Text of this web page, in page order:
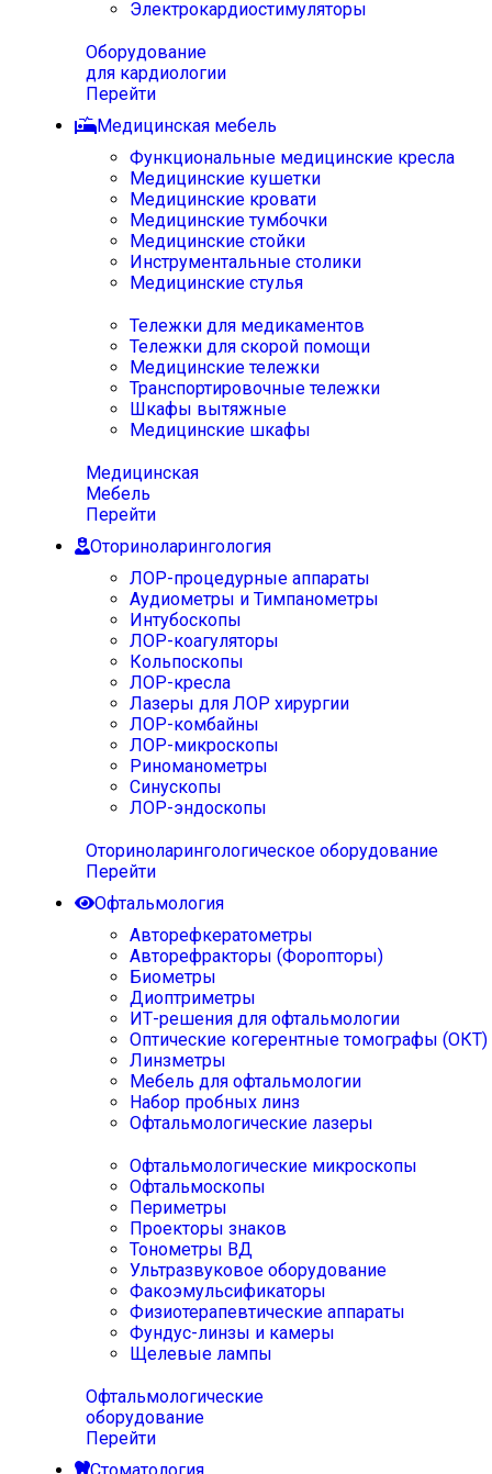
Электрокардиостимуляторы
Оборудование
для кардиологии
Перейти
Медицинская мебель
Функциональные медицинские кресла
Медицинские кушетки
Медицинские кровати
Медицинские тумбочки
Медицинские стойки
Инструментальные столики
Медицинские стулья
Тележки для медикаментов
Тележки для скорой помощи
Медицинские тележки
Транспортировочные тележки
Шкафы вытяжные
Медицинские шкафы
Медицинская
Мебель
Перейти
Оториноларингология
ЛОР-процедурные аппараты
Аудиометры и Тимпанометры
Интубоскопы
ЛОР-коагуляторы
Кольпоскопы
ЛОР-кресла
Лазеры для ЛОР хирургии
ЛОР-комбайны
ЛОР-микроскопы
Риноманометры
Синускопы
ЛОР-эндоскопы
Оториноларингологическое оборудование
Перейти
Офтальмология
Авторефкератометры
Авторефракторы (Форопторы)
Биометры
Диоптриметры
ИТ-решения для офтальмологии
Оптические когерентные томографы (ОКТ)
Линзметры
Мебель для офтальмологии
Набор пробных линз
Офтальмологические лазеры
Офтальмологические микроскопы
Офтальмоскопы
Периметры
Проекторы знаков
Тонометры ВД
Ультразвуковое оборудование
Факоэмульсификаторы
Физиотерапевтические аппараты
Фундус-линзы и камеры
Щелевые лампы
Офтальмологические
оборудование
Перейти